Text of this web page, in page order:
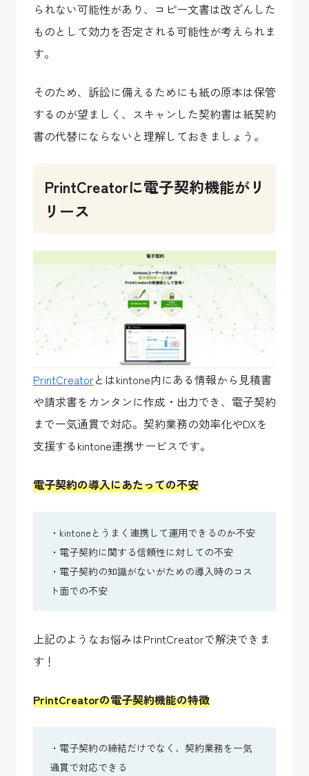
られない可能性があり、コピー文書は改ざんした
ものとして効力を否定される可能性が考えられま
す。
そのため、訴訟に備えるためにも紙の原本は保管
するのが望ましく、スキャンした契約書は紙契約
書の代替にならないと理解しておきましょう。
PrintCreatorに電子契約機能がリ
リース
PrintCreatorとはkintone内にある情報から見積書
や請求書をカンタンに作成・出力でき、電子契約
まで一気通貫で対応。契約業務の効率化やDXを
支援するkintone連携サービスです。
電子契約の導入にあたっての不安
・kintoneとうまく連携して運用できるのか不安
・電子契約に関する信頼性に対しての不安
・電子契約の知識がないがための導入時のコス
ト面での不安
上記のようなお悩みはPrintCreatorで解決できま
す！
PrintCreatorの電子契約機能の特徴
・電子契約の締結だけでなく、契約業務を一気
通貫で対応できる